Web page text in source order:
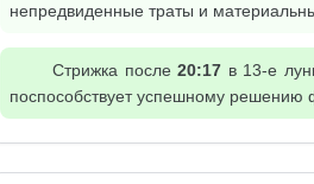
непредвиденные траты и
Стрижка после20:17 в 13-е
поспособствует успешному решению